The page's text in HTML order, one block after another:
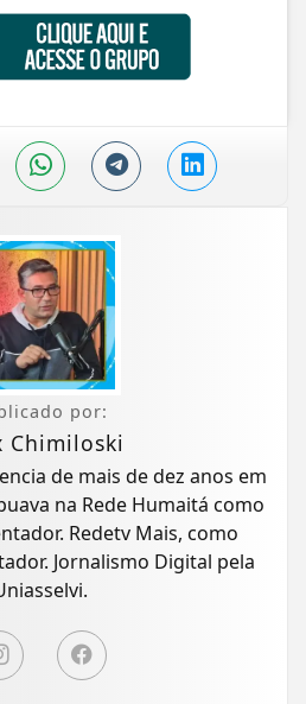
por:
Chimiloski
de mais de dez anos em
na Rede Humaitá como
Redetv Mais, como
pela